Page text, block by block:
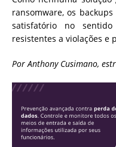
ransomware, os
satisfatório no
resistentes a violações
Por Anthony Cusimano,